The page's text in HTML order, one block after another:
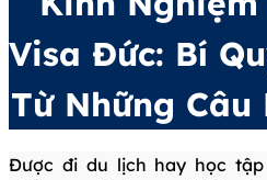
Visa Đức: Bí
Từ Những Câu
Được đi du lịch hay học